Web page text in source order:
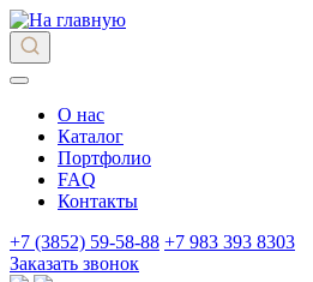
О нас
Каталог
Портфолио
FAQ
Контакты
+7 (3852) 59-58-88 +7 983 393 8303
Заказать звонок